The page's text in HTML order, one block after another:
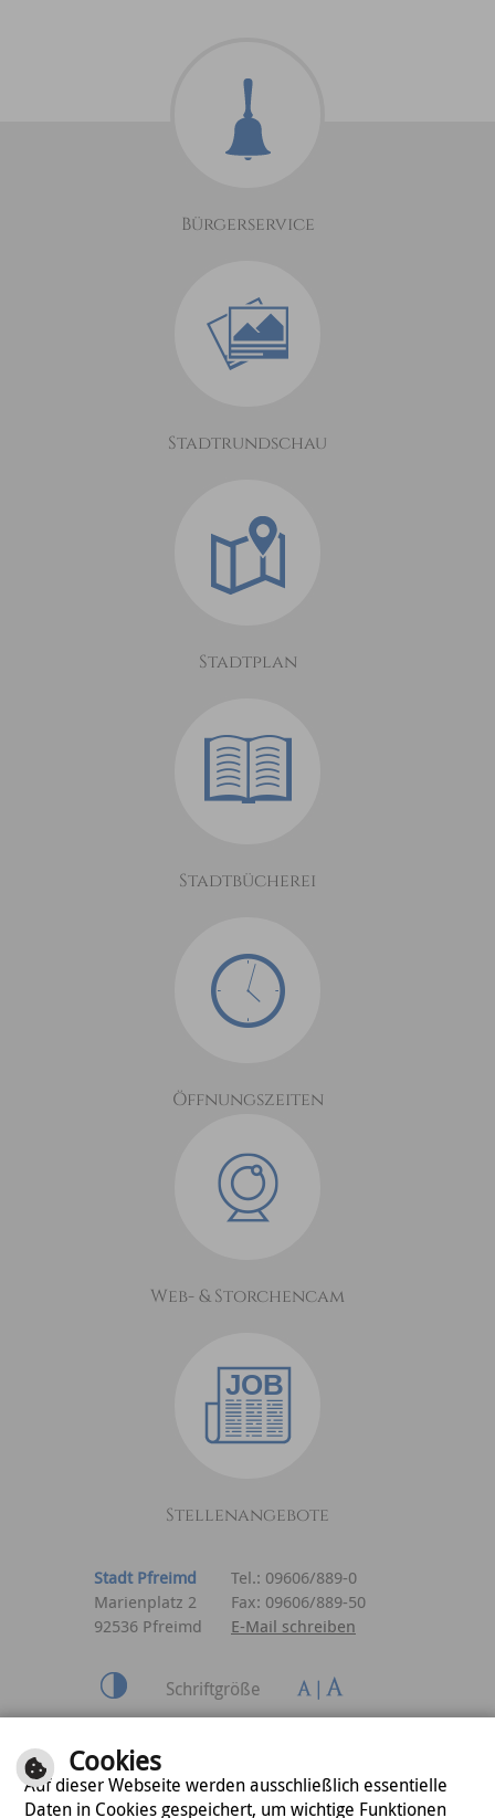
Bürgerservice
Stadtrundschau
Stadtplan
Stadtbücherei
Öffnungszeiten
Web- & Storchencam
Stellenangebote
Stadt Pfreimd
Tel.: 09606/889-0
Marienplatz 2
Fax: 09606/889-50
92536 Pfreimd
E-Mail schreiben
Schriftgröße
Datenschutzerklärung
Cookies
Auf dieser Webseite werden ausschließlich essentielle
Daten in Cookies gespeichert, um wichtige Funktionen